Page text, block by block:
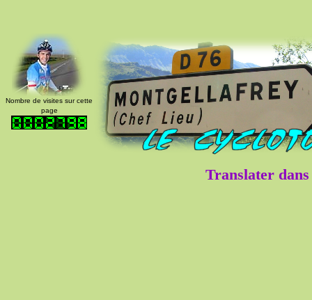
Nombre de visites sur cette
page
Translater